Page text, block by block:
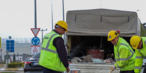
İletişim
Künye
Tüm Manşetler
Son Dakika Haberleri
Haber Arşivi